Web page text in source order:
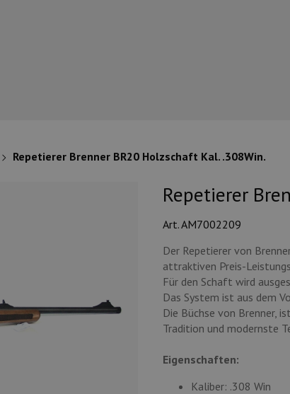
Repetierer Brenner BR20 Holzschaft Kal. .308Win.
Repetierer
Art. AM7002209
Der Repetierer von
attraktiven Preis-
Für den Schaft wird
Das System ist aus dem
Die Büchse von Brenner,
Tradition und modernste
Eigenschaften:
Kaliber: .308 Win